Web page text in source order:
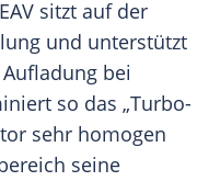
sitzt auf der
und unterstützt
bei
so das „Turbo-
sehr homogen
seine